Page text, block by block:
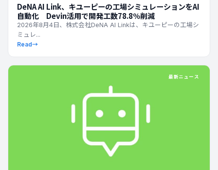
DeNA AI Link、キユーピーの工場シミュレーションをAI
自動化 Devin活用で開発工数78.8％削減
2026年8月4日、株式会社DeNA AI Linkは、キユーピーの工場シ
ミュレ...
Read→
最新ニュース